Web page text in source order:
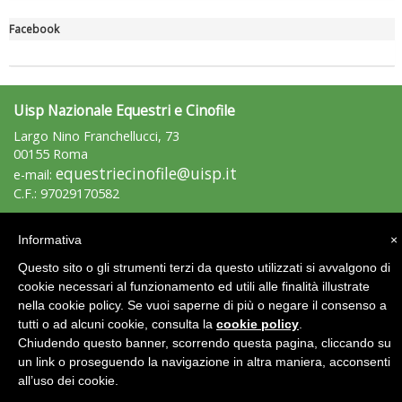
Tiziano Pesce a Radio InBlu2000 traccia il bilancio della stagione
Facebook
Uisp Nazionale Equestri e Cinofile
Largo Nino Franchellucci, 73
00155 Roma
e-mail: equestriecinofile@uisp.it
C.F.: 97029170582
Area Riservata 2.0 ×
Informativa
Questo sito o gli strumenti terzi da questo utilizzati si avvalgono di
cookie necessari al funzionamento ed utili alle finalità illustrate
nella cookie policy. Se vuoi saperne di più o negare il consenso a
tutti o ad alcuni cookie, consulta la cookie policy
Chiudendo questo banner, scorrendo questa pagina, cliccando su
un link o proseguendo la navigazione in altra maniera, acconsenti
all’uso dei cookie.